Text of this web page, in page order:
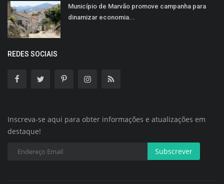
Município de Marvão promove campanha para
dinamizar economia...
REDES SOCIAIS
Inscreva-se aqui para obter informações e atualizações em
destaque!
Subscrever